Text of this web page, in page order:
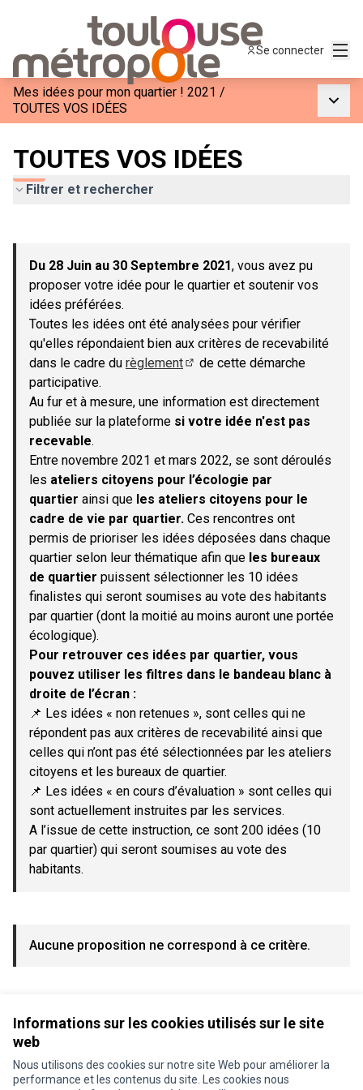
Informations sur les cookies utilisés sur le site
web
Nous utilisons des cookies sur notre site Web pour améliorer la
performance et les contenus du site. Les cookies nous
Se connecter
Mes idées pour mon quartier ! 2021 /
TOUTES VOS IDÉES
TOUTES VOS IDÉES
Filtrer et rechercher
−
Du 28 Juin au 30 Septembre 2021, vous avez pu
proposer votre idée pour le quartier et soutenir vos
idées préférées.
Toutes les idées ont été analysées pour vérifier
qu'elles répondaient bien aux critères de recevabilité
dans le cadre du règlement
de cette démarche
participative.
Au fur et à mesure, une information est directement
publiée sur la plateforme si votre idée n'est pas
recevable.
Entre novembre 2021 et mars 2022, se sont déroulés
les ateliers citoyens pour l’écologie par
quartier ainsi que les ateliers citoyens pour le
cadre de vie par quartier. Ces rencontres ont
permis de prioriser les idées déposées dans chaque
quartier selon leur thématique afin que les bureaux
de quartier puissent sélectionner les 10 idées
finalistes qui seront soumises au vote des habitants
par quartier (dont la moitié au moins auront une portée
écologique).
Pour retrouver ces idées par quartier, vous
pouvez utiliser les filtres dans le bandeau blanc à
droite de l’écran :
📌 Les idées « non retenues », sont celles qui ne
répondent pas aux critères de recevabilité ainsi que
celles qui n’ont pas été sélectionnées par les ateliers
citoyens et les bureaux de quartier.
📌 Les idées « en cours d’évaluation » sont celles qui
sont actuellement instruites par les services.
A l’issue de cette instruction, ce sont 200 idées (10
par quartier) qui seront soumises au vote des
habitants.
Aucune proposition ne correspond à ce critère.
Conditions d'utilisation
Paramètres des cookies